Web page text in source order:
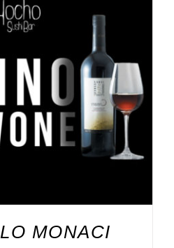
SZCZEGÓŁY
MONACI